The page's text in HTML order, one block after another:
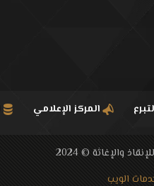
المركز الإعلامي
والإغاثة © 2024
الويب